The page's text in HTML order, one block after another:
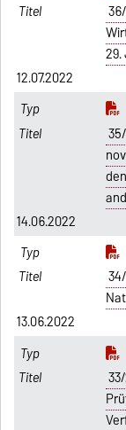
12.07.2022
14.06.2022
13.06.2022